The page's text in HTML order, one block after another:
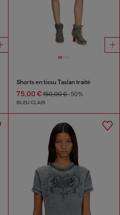
Shorts en tissu Taslan traité
75,00 €150,00 €-50%
BLEU CLAIR